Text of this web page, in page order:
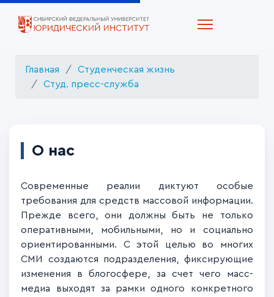
Главная
Студенческая жизнь
Студ. пресс-служба
О нас
Современные реалии диктуют особые
требования для средств массовой информации.
Прежде всего, они должны быть не только
оперативными, мобильными, но и социально
ориентированными. С этой целью во многих
СМИ создаются подразделения, фиксирующие
изменения в блогосфере, за счет чего масс-
медиа выходят за рамки одного конкретного